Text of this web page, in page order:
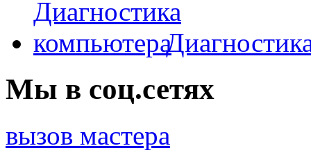
Мы в соц.сетях
вызов мастера